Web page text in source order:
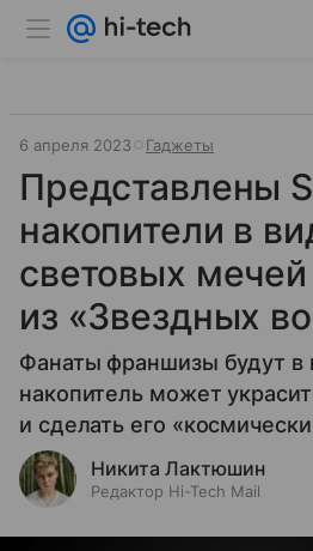
6 апреля 2023 Гаджеты
Представлены
накопители в
световых мечей
из «Звездных
Фанаты франшизы будут в
накопитель может
и сделать его
Никита Лактюшин
Редактор Hi-Tech Mail